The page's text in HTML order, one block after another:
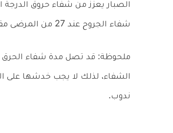
الصبار يعزز من شفاء حروق الدرجة
شفاء الجروح عند 27 من المرضى مقارنة بشاش الفازلين.
ملحوظة: قد تصل مدة شفاء الحرق
الشفاء، لذلك لا يجب خدشها على
ندوب.